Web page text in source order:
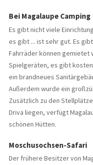
Bei Magalaupe Camping
Es gibt nicht viele
es gibt ... ist sehr gut. Es
Fahrräder können gemietet
Spielgeräten, es gibt
ein brandneues
Außerdem wurde ein
Zusätzlich zu den
Driva liegen, verfügt
schönen Hütten.
Moschusochsen-Safari
Der frühere Besitzer von